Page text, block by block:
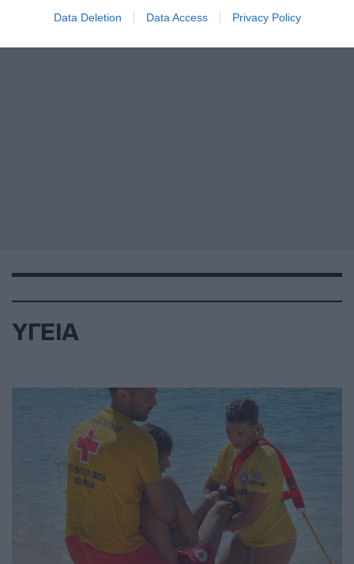
Data Deletion Data Access Privacy Policy
ΥΓΕΙΑ